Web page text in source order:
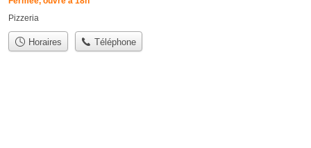
Pizzeria
Horaires Téléphone